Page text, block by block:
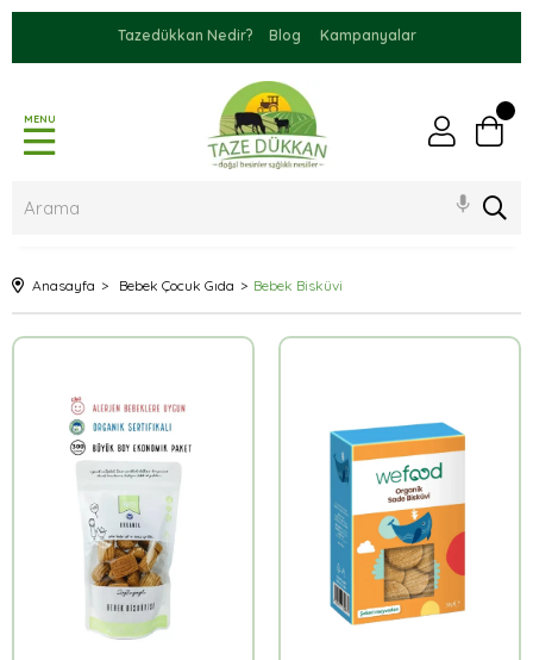
Tazedükkan Nedir? Blog Kampanyalar
MENU
Anasayfa Bebek Çocuk Gıda Bebek Bisküvi